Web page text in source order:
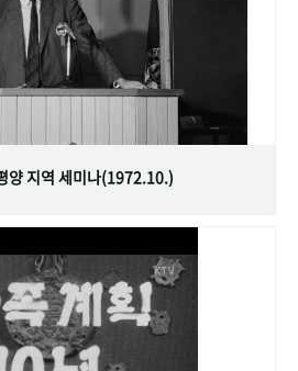
양 지역 세미나(1972.10.)